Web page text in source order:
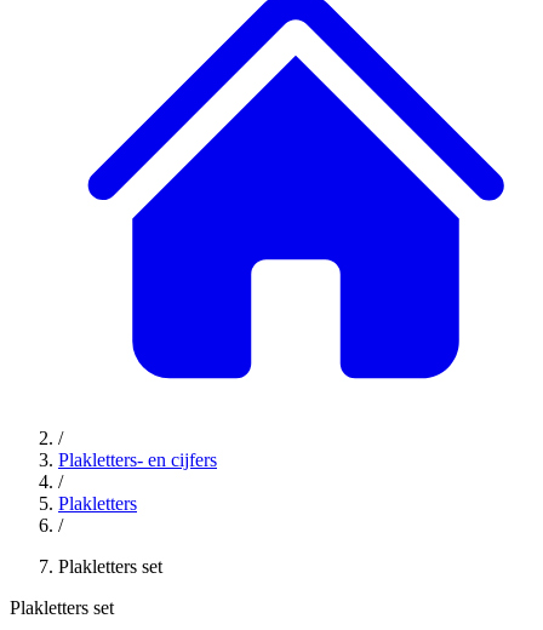
/
Plakletters- en cijfers
/
Plakletters
/
Plakletters set
Plakletters set